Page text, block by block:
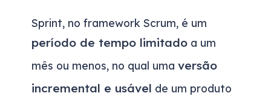
Sprint, no framework Scrum, é um
período de tempo limitado a um
mês ou menos, no qual uma versão
incremental e usável de um produto